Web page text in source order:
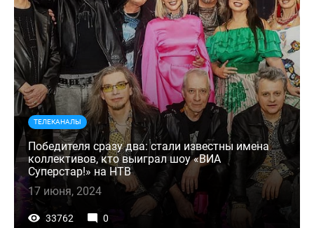
ТЕЛЕКАНАЛЫ
Победителя сразу два: стали известны имена
коллективов, кто выиграл шоу «ВИА
Суперстар!» на НТВ
17 июня, 2024
33762 0